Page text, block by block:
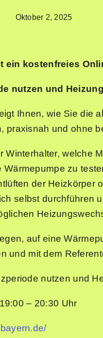
Oktober 2, 2025
ein kostenfreies
nutzen und
Ihnen, wie Sie die
praxisnah und ohne
welche
zu
der Heizkörper
selbst durchführen
auf eine
und mit dem
nutzen und
– 20:30 Uhr